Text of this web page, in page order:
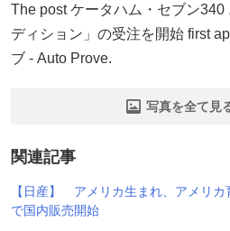
The post ケータハム・セブン
ディション」の受注を開始 first
ブ - Auto Prove.
写真を全て見
関連記事
【日産】 アメリカ生まれ、アメリ
で国内販売開始